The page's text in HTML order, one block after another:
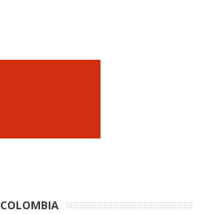
COLOMBIA